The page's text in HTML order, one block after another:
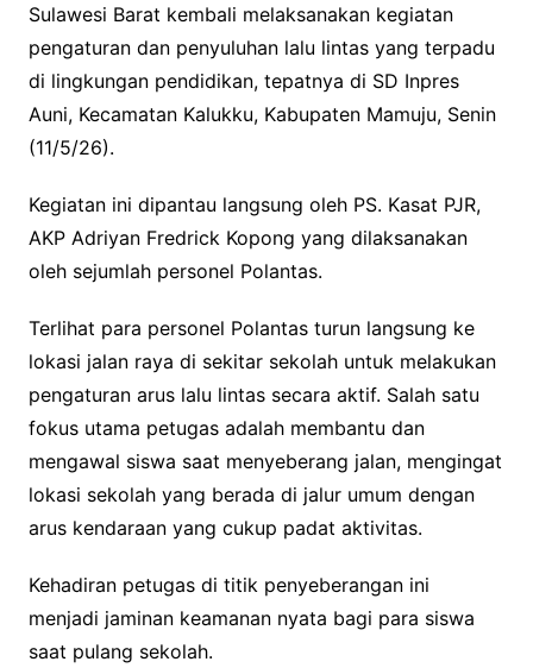
Sulawesi Barat kembali melaksanakan kegiatan
pengaturan dan penyuluhan lalu lintas yang terpadu
di lingkungan pendidikan, tepatnya di SD Inpres
Auni, Kecamatan Kalukku, Kabupaten Mamuju, Senin
(11/5/26).
Kegiatan ini dipantau langsung oleh PS. Kasat PJR,
AKP Adriyan Fredrick Kopong yang dilaksanakan
oleh sejumlah personel Polantas.
Terlihat para personel Polantas turun langsung ke
lokasi jalan raya di sekitar sekolah untuk melakukan
pengaturan arus lalu lintas secara aktif. Salah satu
fokus utama petugas adalah membantu dan
mengawal siswa saat menyeberang jalan, mengingat
lokasi sekolah yang berada di jalur umum dengan
arus kendaraan yang cukup padat aktivitas.
Kehadiran petugas di titik penyeberangan ini
menjadi jaminan keamanan nyata bagi para siswa
saat pulang sekolah.